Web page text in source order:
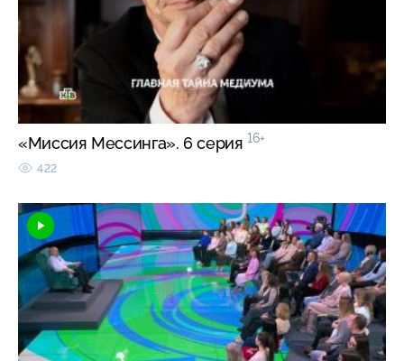
«Миссия Мессинга». 6 серия 16+
422